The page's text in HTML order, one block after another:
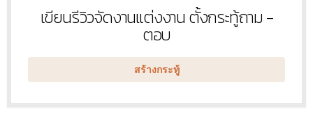
หัวข้อ
ใหม่เขียนรีวิวจัดงานแต่งงาน ตั้งกระทู้ถาม -
ตอบ
สร้างกระทู้